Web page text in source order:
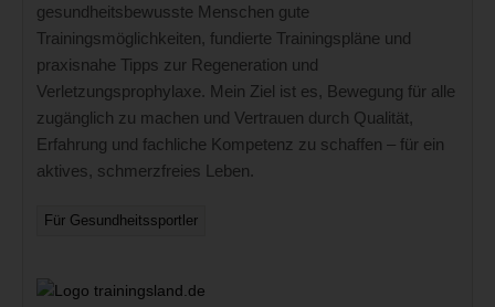
gesundheitsbewusste Menschen gute
Trainingsmöglichkeiten, fundierte Trainingspläne und
praxisnahe Tipps zur Regeneration und
Verletzungsprophylaxe. Mein Ziel ist es, Bewegung für alle
zugänglich zu machen und Vertrauen durch Qualität,
Erfahrung und fachliche Kompetenz zu schaffen – für ein
aktives, schmerzfreies Leben.
Für Gesundheitssportler